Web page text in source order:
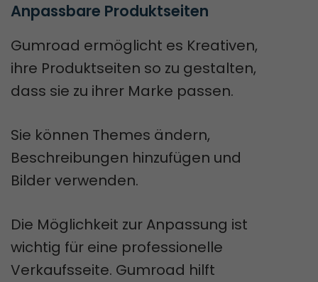
Anpassbare Produktseiten
Gumroad ermöglicht es Kreativen,
ihre Produktseiten so zu gestalten,
dass sie zu ihrer Marke passen.
Sie können Themes ändern,
Beschreibungen hinzufügen und
Bilder verwenden.
Die Möglichkeit zur Anpassung ist
wichtig für eine professionelle
Verkaufsseite. Gumroad hilft